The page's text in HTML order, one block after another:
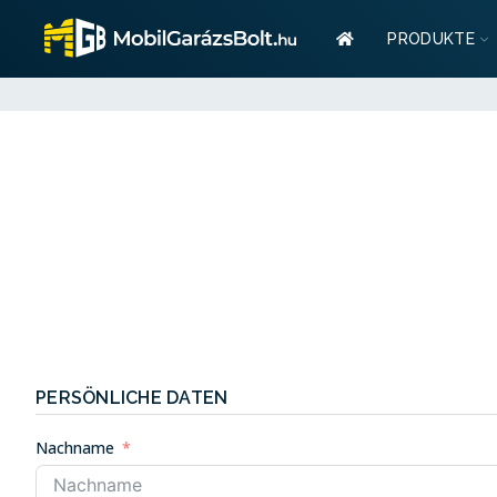
PRODUKTE
Stauraum? Wir
PERSÖNLICHE DATEN
Nachname